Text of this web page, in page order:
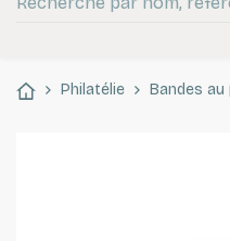
Philatélie Bandes au